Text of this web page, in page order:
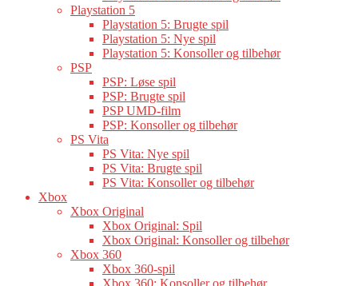
Playstation 5
Playstation 5: Brugte spil
Playstation 5: Nye spil
Playstation 5: Konsoller og tilbehør
PSP
PSP: Løse spil
PSP: Brugte spil
PSP UMD-film
PSP: Konsoller og tilbehør
PS Vita
PS Vita: Nye spil
PS Vita: Brugte spil
PS Vita: Konsoller og tilbehør
Xbox
Xbox Original
Xbox Original: Spil
Xbox Original: Konsoller og tilbehør
Xbox 360
Xbox 360-spil